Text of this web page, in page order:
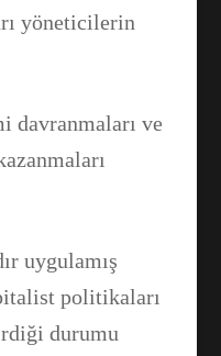
yöneticilerin
davranmaları ve
uygulamış
politikaları
durumu